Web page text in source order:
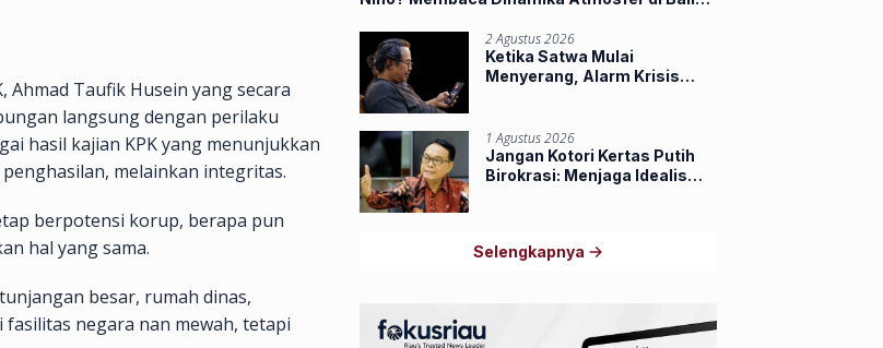
Ahmad Taufik Husein yang secara
langsung dengan perilaku
hasil kajian KPK yang menunjukkan
melainkan integritas.
berpotensi korup, berapa pun
hal yang sama.
besar, rumah dinas,
negara nan mewah, tetapi
2 Agustus 2026
Ketika Satwa Mulai
Menyerang, Alarm Krisis
1 Agustus 2026
Jangan Kotori Kertas Putih
Birokrasi: Menjaga Idealisme
Selengkapnya